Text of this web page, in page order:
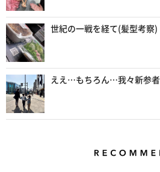
世紀の一戦を経て(髪型考察)
ええ…もちろん…我々新参者